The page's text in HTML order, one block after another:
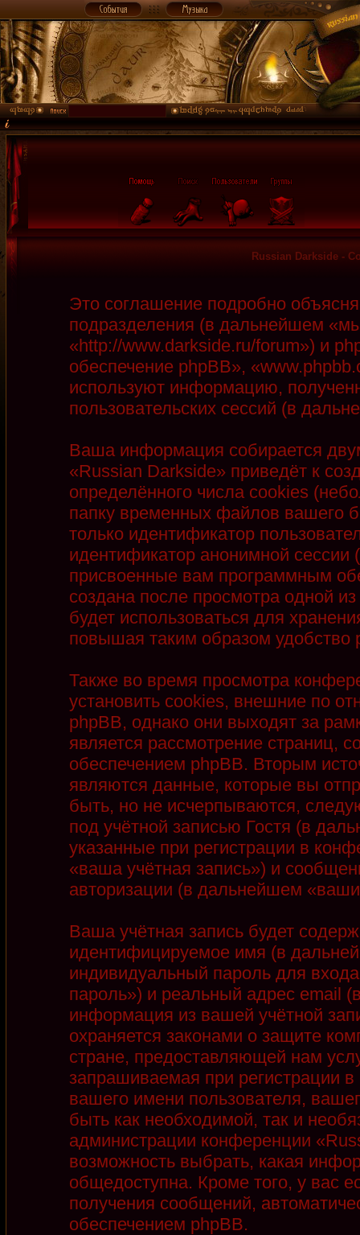
Russian Darkside -
Это соглашение подробно
подразделения (в дальнейшем
«http://www.darkside.ru/forum») и
обеспечение phpBB»,
используют информацию,
пользовательских сессий (в
Ваша информация собирается
«Russian Darkside» приведёт к
определённого числа cookies
папку временных файлов вашего
только идентификатор
идентификатор анонимной
присвоенные вам программным
создана после просмотра одной
будет использоваться для
повышая таким образом
Также во время просмотра
установить cookies, внешние по
phpBB, однако они выходят за
является рассмотрение страниц,
обеспечением phpBB. Вторым
являются данные, которые вы
быть, но не исчерпываются,
под учётной записью Гостя (в
указанные при регистрации в
«ваша учётная запись») и
авторизации (в дальнейшем
Ваша учётная запись будет
идентифицируемое имя (в
индивидуальный пароль для
пароль») и реальный адрес email
информация из вашей учётной
охраняется законами о защите
стране, предоставляющей нам
запрашиваемая при регистрации
вашего имени пользователя,
быть как необходимой, так и
администрации конференции
возможность выбрать, какая
общедоступна. Кроме того, у вас
получения сообщений,
обеспечением phpBB.